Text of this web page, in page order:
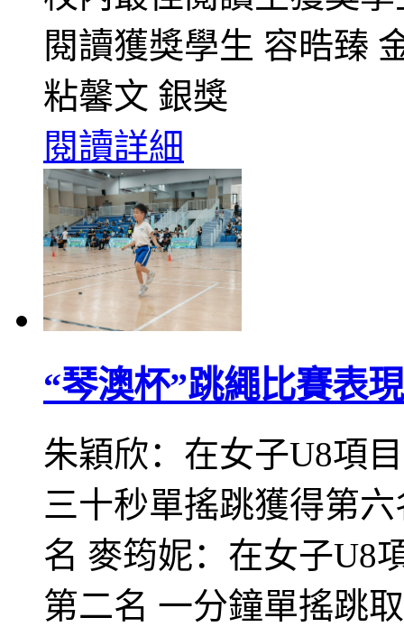
閱讀獲獎學生 容晧臻
粘馨文 銀獎
閱讀詳細
“琴澳杯”跳繩比賽表
朱穎欣：在女子U8項
三十秒單搖跳獲得第
名 麥筠妮：在女子U8
第二名 一分鐘單搖跳